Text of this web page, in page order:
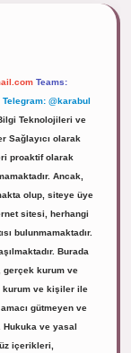
Teams:
Telegram: @karabul
Teknolojileri ve
Sağlayıcı olarak
proaktif olarak
Ancak,
olup, siteye üye
sitesi, herhangi
bulunmamaktadır.
Burada
gerçek kurum ve
kurum ve kişiler ile
gütmeyen ve
ve yasal
içerikleri,